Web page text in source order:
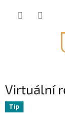
Virtuální
Tip